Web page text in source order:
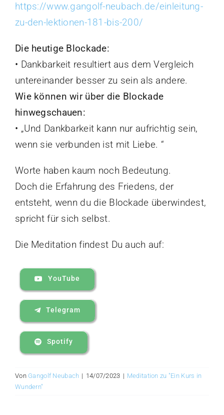
https://www.gangolf-neubach.de/einleitung-
zu-den-lektionen-181-bis-200/
Die heutige Blockade:
• Dankbarkeit resultiert aus dem Vergleich
untereinander besser zu sein als andere.
Wie können wir über die Blockade
hinwegschauen:
• „Und Dankbarkeit kann nur aufrichtig sein,
wenn sie verbunden ist mit Liebe. “
Worte haben kaum noch Bedeutung.
Doch die Erfahrung des Friedens, der
entsteht, wenn du die Blockade überwindest,
spricht für sich selbst.
Die Meditation findest Du auch auf:
YouTube
Telegram
Spotify
Von Gangolf Neubach | 14/07/2023 | Meditation zu "Ein Kurs in
Wundern"